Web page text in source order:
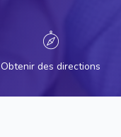
Obtenir des directions